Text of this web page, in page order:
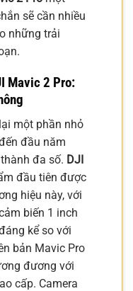
sẽ cần nhiều
những trải
Mavic 2 Pro:
một phần nhỏ
đầu năm
đa số. DJI
đầu tiên được
hiệu này, với
biến 1 inch
kể so với
bản Mavic Pro
đương với
cấp. Camera